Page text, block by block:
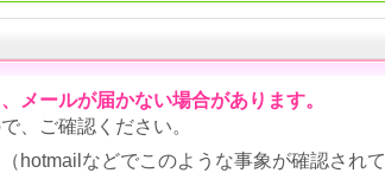
メールが届かない場合があります。
、ご確認ください。
hotmailなどでこのような事象が確認されて